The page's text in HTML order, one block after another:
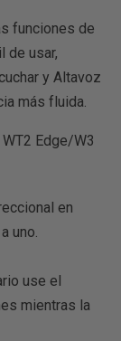
funciones de
de usar,
y Altavoz
más fluida.
Edge/W3
en
uno.
use el
mientras la